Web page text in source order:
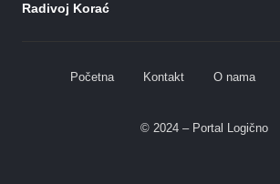
Radivoj Korać
Početna Kontakt O nama
© 2024 – Portal Logično